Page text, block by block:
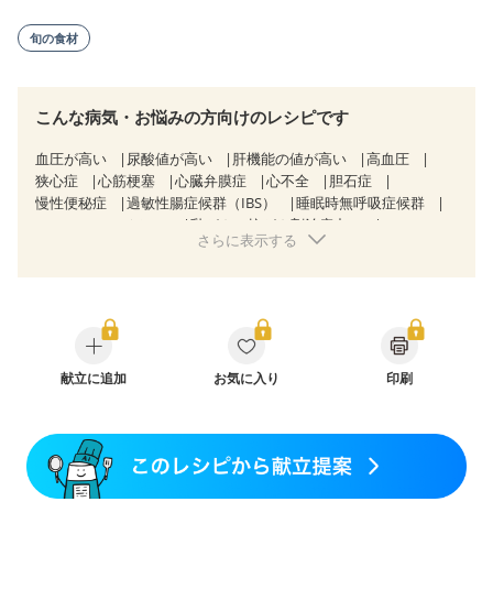
旬の食材
こんな病気・お悩みの方向けのレシピです
血圧が高い 尿酸値が高い 肝機能の値が高い
高血圧
狭心症
心筋梗塞 心臓弁膜症 心不全
胆石症
慢性便秘症
過敏性腸症候群（IBS）
睡眠時無呼吸症候群
CKD（ステージ３a）
乳がん（抗がん剤治療中）
乳がん（ホルモン療法中）
乳がん（放射線治療中）
妊婦健診・血圧が気になる（初期）
妊婦健診・血糖値が気になる（初期）
妊娠高血圧(中期)
妊娠糖尿病(初期)
産後（母乳）
産後（混合栄養）
貧血対策
さらに表示する
献立に追加 お気に入り 印刷